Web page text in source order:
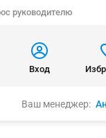
руководителю
Вход
Ваш менеджер: